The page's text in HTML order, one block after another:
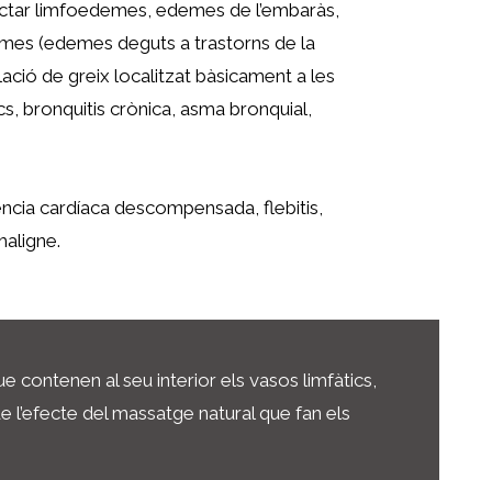
limfoedemes, edemes de l’embaràs,
(edemes deguts a trastorns de la
de greix localitzat bàsicament a les
bronquitis crònica, asma bronquial,
cardíaca descompensada, flebitis,
contenen al seu interior els vasos limfàtics,
del massatge natural que fan els